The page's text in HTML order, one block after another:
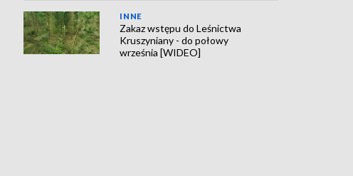
INNE
Zakaz wstępu do Leśnictwa
Kruszyniany - do połowy
września [WIDEO]